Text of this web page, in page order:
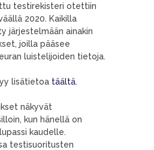
testirekisteri otettiin
2020. Kaikilla
järjestelmään ainakin
joilla pääsee
luistelijoiden tietoja.
lisätietoa täältä.
näkyvät
kun hänellä on
kaudelle.
testisuoritusten